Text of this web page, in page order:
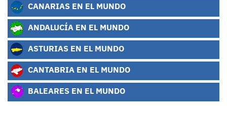
CANARIAS EN EL MUNDO
ANDALUCÍA EN EL MUNDO
ASTURIAS EN EL MUNDO
CANTABRIA EN EL MUNDO
BALEARES EN EL MUNDO